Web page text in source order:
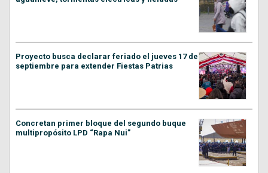
Proyecto busca declarar feriado el jueves 17 de
septiembre para extender Fiestas Patrias
Concretan primer bloque del segundo buque
multipropósito LPD “Rapa Nui”